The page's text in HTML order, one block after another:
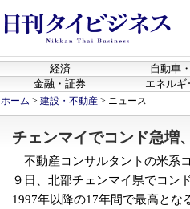
経済 自動車
金融・証券
エネルギ
ホーム > 建設・不動産 > ニュース
チェンマイでコンド急増
不動産コンサルタントの米系
９日、北部チェンマイ県でコン
1997年以降の17年間で最高とな